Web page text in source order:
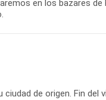
en los bazares de
de origen. Fin del